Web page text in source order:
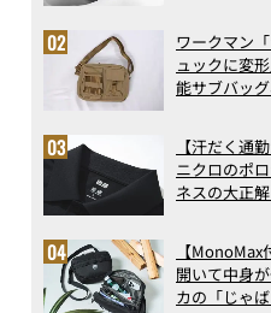
ト3】（2026
ワークマン
ュックに変
能サブバッ
記事ランキ
（2026年6月
【汗だく通
ニクロのポ
ネスの大正
アの実力
【
開いて中身
カの「じゃ